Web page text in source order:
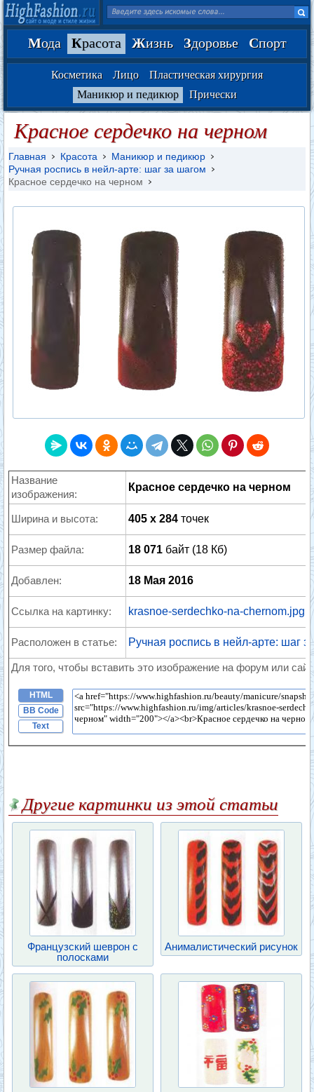
Мода Красота Жизнь Здоровье Спорт
Косметика Лицо
Пластическая хирургия
Маникюр и педикюр
Прически
Красное сердечко на черном
Главная Красота
Маникюр и педикюр
Ручная роспись в нейл-арте: шаг за шагом
Красное сердечко на черном
Название
изображения:
Красное сердечко на черном
Ширина и высота: 405 x 284 точек
Размер файла: 18 071 байт (18 Кб)
Добавлен: 18 Мая 2016
Ссылка на картинку: krasnoe-serdechko-na-chernom.jpg
Расположен в статье: Ручная роспись в нейл-арте: шаг
Для того, чтобы вставить это изображение на форум или
HTML
BB Code
Text
Другие картинки из этой статьи
Французский шеврон с
полосками
Анималистический рисунок